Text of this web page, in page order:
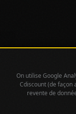
On utilise Google
Cdiscount (de façon
revente de